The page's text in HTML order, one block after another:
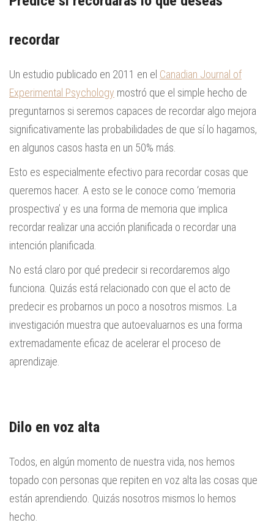
recordar
Un estudio publicado en 2011 en el Canadian Journal of
Experimental Psychology mostró que el simple hecho de
preguntarnos si seremos capaces de recordar algo mejora
significativamente las probabilidades de que sí lo hagamos,
en algunos casos hasta en un 50% más.
Esto es especialmente efectivo para recordar cosas que
queremos hacer. A esto se le conoce como ‘memoria
prospectiva’ y es una forma de memoria que implica
recordar realizar una acción planificada o recordar una
intención planificada.
No está claro por qué predecir si recordaremos algo
funciona. Quizás está relacionado con que el acto de
predecir es probarnos un poco a nosotros mismos. La
investigación muestra que autoevaluarnos es una forma
extremadamente eficaz de acelerar el proceso de
aprendizaje.
Dilo en voz alta
Todos, en algún momento de nuestra vida, nos hemos
topado con personas que repiten en voz alta las cosas que
están aprendiendo. Quizás nosotros mismos lo hemos
hecho.